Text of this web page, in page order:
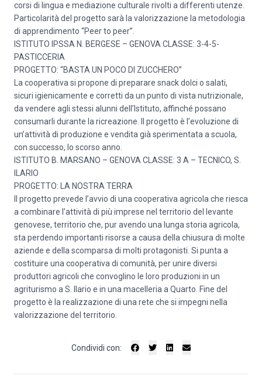
corsi di lingua e mediazione culturale rivolti a differenti utenze.
Particolarità del progetto sarà la valorizzazione la metodologia
di apprendimento “Peer to peer”.
ISTITUTO IPSSA N. BERGESE – GENOVA CLASSE: 3-4-5-
PASTICCERIA
PROGETTO: “BASTA UN POCO DI ZUCCHERO”
La cooperativa si propone di preparare snack dolci o salati,
sicuri igienicamente e corretti da un punto di vista nutrizionale,
da vendere agli stessi alunni dell’Istituto, affinché possano
consumarli durante la ricreazione. Il progetto è l’evoluzione di
un’attività di produzione e vendita già sperimentata a scuola,
con successo, lo scorso anno.
ISTITUTO B. MARSANO – GENOVA CLASSE: 3 A – TECNICO, S.
ILARIO
PROGETTO: LA NOSTRA TERRA
Il progetto prevede l’avvio di una cooperativa agricola che riesca
a combinare l’attività di più imprese nel territorio del levante
genovese, territorio che, pur avendo una lunga storia agricola,
sta perdendo importanti risorse a causa della chiusura di molte
aziende e della scomparsa di molti protagonisti. Si punta a
costituire una cooperativa di comunità, per unire diversi
produttori agricoli che convoglino le loro produzioni in un
agriturismo a S. Ilario e in una macelleria a Quarto. Fine del
progetto è la realizzazione di una rete che si impegni nella
valorizzazione del territorio.
Condividi con: